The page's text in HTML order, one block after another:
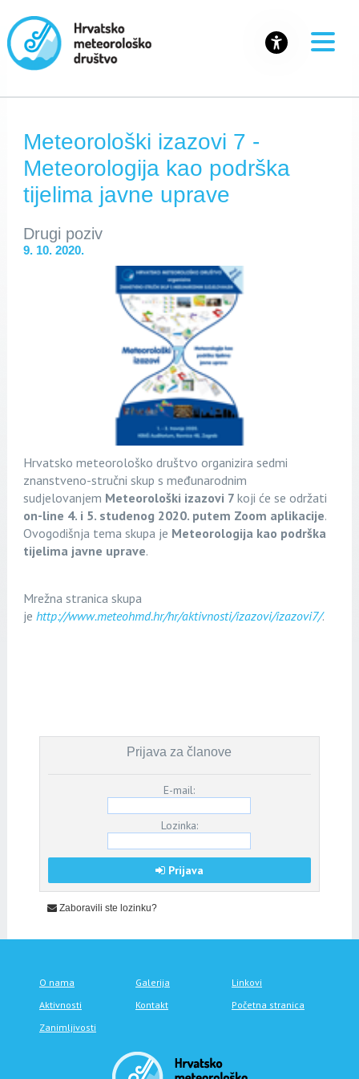
Meteorološki izazovi 7 -
Meteorologija kao podrška
tijelima javne uprave
Drugi poziv
9. 10. 2020.
Hrvatsko meteorološko društvo organizira sedmi
znanstveno-stručni skup s međunarodnim
sudjelovanjem Meteorološki izazovi 7 koji će se održati
on-line 4. i 5. studenog 2020. putem Zoom aplikacije.
Ovogodišnja tema skupa je Meteorologija kao podrška
tijelima javne uprave.
Mrežna stranica skupa
je http://www.meteohmd.hr/hr/aktivnosti/izazovi/izazovi7/.
Prijava za članove
E-mail:
Lozinka:
Prijava
Zaboravili ste lozinku?
O nama Galerija
Linkovi
Aktivnosti
Kontakt
Početna stranica
Zanimljivosti